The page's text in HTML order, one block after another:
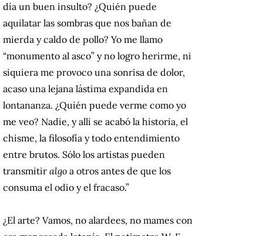
día un buen insulto? ¿Quién puede
aquilatar las sombras que nos bañan de
mierda y caldo de pollo? Yo me llamo
“monumento al asco” y no logro herirme, ni
siquiera me provoco una sonrisa de dolor,
acaso una lejana lástima expandida en
lontananza. ¿Quién puede verme como yo
me veo? Nadie, y allí se acabó la historia, el
chisme, la filosofía y todo entendimiento
entre brutos. Sólo los artistas pueden
transmitir algo a otros antes de que los
consuma el odio y el fracaso.”
¿El arte? Vamos, no alardees, no mames con